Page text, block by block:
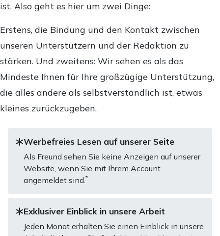
ist. Also geht es hier um zwei Dinge:
Erstens, die Bindung und den Kontakt zwischen
unseren Unterstützern und der Redaktion zu
stärken. Und zweitens: Wir sehen es als das
Mindeste Ihnen für Ihre großzügige Unterstützung,
die alles andere als selbstverständlich ist, etwas
kleines zurückzugeben.
Werbefreies Lesen auf unserer Seite
Als Freund sehen Sie keine Anzeigen auf unserer
Website, wenn Sie mit Ihrem Account
angemeldet sind.*
Exklusiver Einblick in unsere Arbeit
Jeden Monat erhalten Sie einen Einblick in unsere